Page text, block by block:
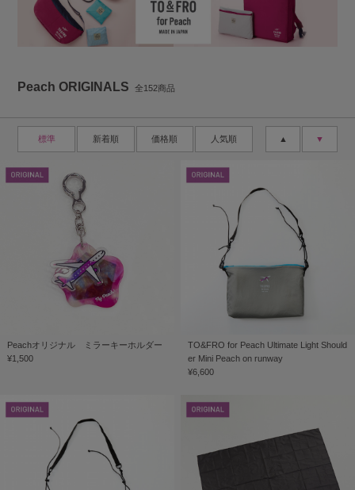
Peach ORIGINALS 全152商品
標準 新着順 価格順 人気順 ▼
▲
Peachオリジナル ミラーキーホルダー
¥1,500
TO&FRO for Peach Ultimate Light Should
er Mini Peach on runway
¥6,600